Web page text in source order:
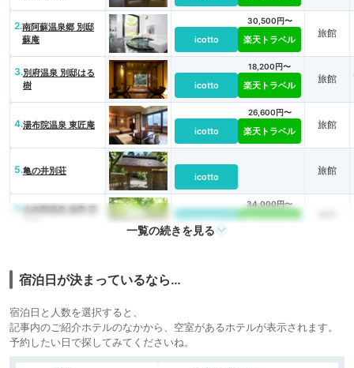
2.南阿蘇温泉郷 別邸
蘇庵
icotto
30,500円〜
楽天トラベル
旅館
3.別府温泉 別邸はる
樹
icotto
18,200円〜
楽天トラベル
旅館
4.湯布院温泉 東匠庵
icotto
26,600円〜
楽天トラベル
旅館
5.亀の井別荘
icotto
旅館
6.
由布院温泉 旅亭 田
icotto
34,000円〜
楽天トラベル
水
9.原鶴温泉 ほどあい
の宿 六峰舘
icotto 楽天トラベル
一覧の続きを見る
宿泊日が決まっているなら…
宿泊日と人数を選択すると、
記事内のご紹介ホテルのなかから、空室があるホテルが表示されます。
予約したい日で探してみてくださいね。